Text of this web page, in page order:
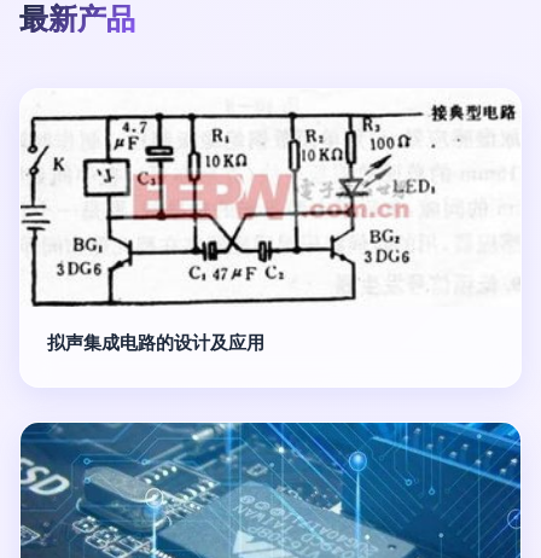
最新产品
拟声集成电路的设计及应用